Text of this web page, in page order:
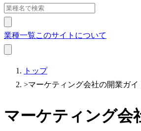
業種一覧このサイトについて
トップ
>マーケティング会社の開業ガイ
マーケティング会